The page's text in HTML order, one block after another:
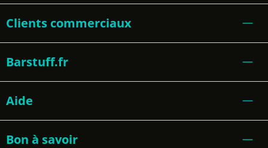
Clients commerciaux
Barstuff.fr
Aide
Bon à savoir